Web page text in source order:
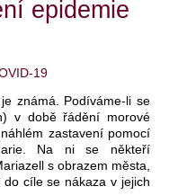
epidemie
19
známá. Podíváme-li se
v době řádění morové
zastavení pomocí
Na ni se někteří
s obrazem města,
cíle se nákaza v jejich